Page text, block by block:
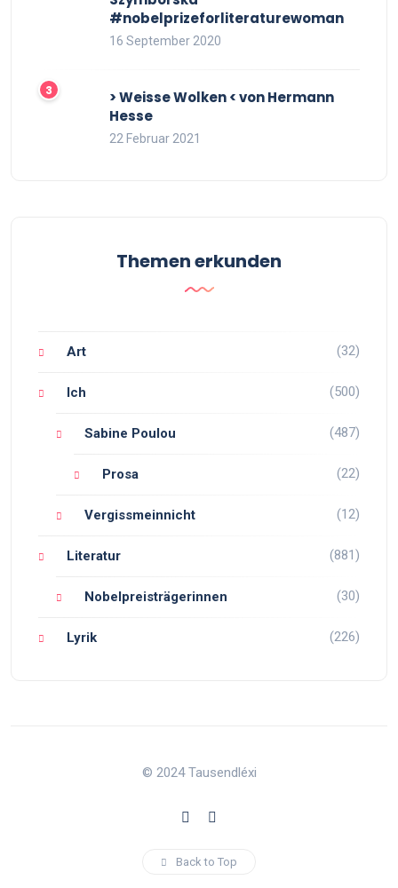
#nobelprizeforliteraturewoman
16 September 2020
> Weisse Wolken < von Hermann
Hesse
22 Februar 2021
Themen erkunden
Art (32)
Ich (500)
Sabine Poulou (487)
Prosa (22)
Vergissmeinnicht (12)
Literatur (881)
Nobelpreisträgerinnen (30)
Lyrik (226)
© 2024 Tausendléxi
Back to Top